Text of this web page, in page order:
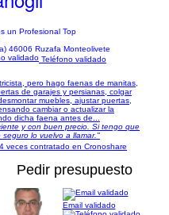
46006 Ruzafa Monteolivete
Teléfono validado
pero hago faenas de manitas,
de garajes y persianas, colgar
muebles, ajustar puertas,
cambiar o actualizar la
dicha faena antes de...
y con buen precio. Si tengo que
lo vuelvo a llamar."
veces contratado en Cronoshare
Pedir presupuesto
Email validado